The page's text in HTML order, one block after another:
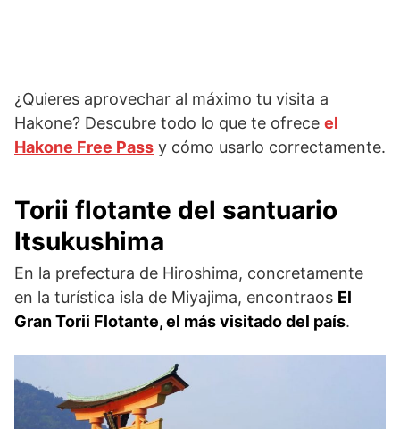
¿Quieres aprovechar al máximo tu visita a
Hakone? Descubre todo lo que te ofrece el
Hakone Free Pass y cómo usarlo correctamente.
Torii flotante del santuario
Itsukushima
En la prefectura de Hiroshima, concretamente
en la turística isla de Miyajima, encontraos El
Gran Torii Flotante, el más visitado del país.